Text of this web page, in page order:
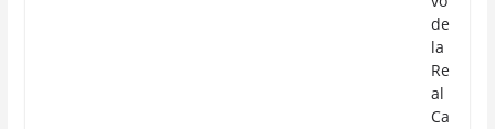
de
la
Re
al
Ca